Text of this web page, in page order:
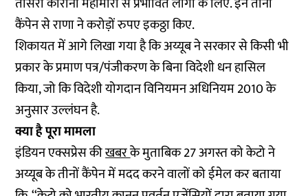
कैंपेन से राणा ने करोड़ों रुपए इकठ्ठा किए.
शिकायत में आगे लिखा गया है कि अय्यूब ने सरकार से किसी भी
प्रकार के प्रमाण पत्र/पंजीकरण के बिना विदेशी धन हासिल
किया, जो कि विदेशी योगदान विनियमन अधिनियम 2010 के
अनुसार उल्लंघन है.
क्या है पूरा मामला
इंडियन एक्सप्रेस कीखबरके मुताबिक 27 अगस्त को केटो ने
अय्यूब के तीनों कैंपेन में मदद करने वालों को ईमेल कर बताया